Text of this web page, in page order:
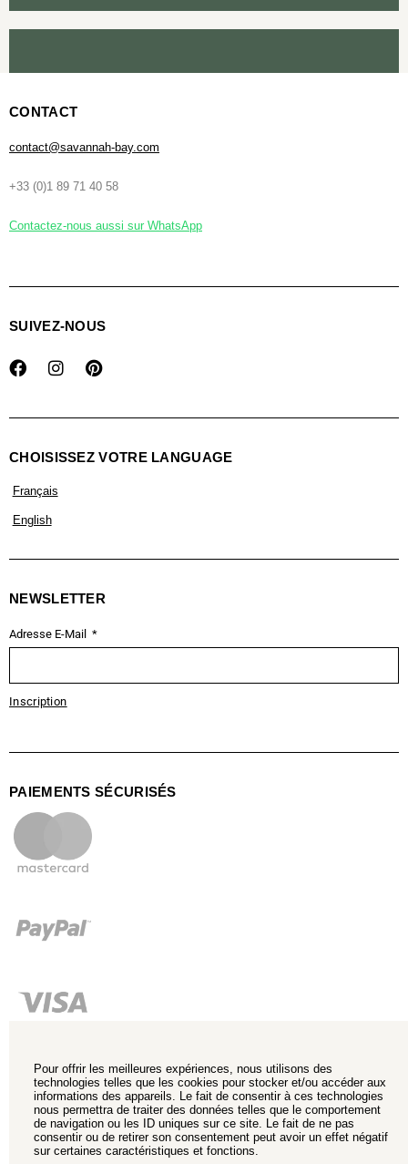
CONTACT
contact@savannah-bay.com
+33 (0)1 89 71 40 58
Contactez-nous aussi sur WhatsApp
SUIVEZ-NOUS
CHOISISSEZ VOTRE LANGUAGE
Français
English
NEWSLETTER
Adresse E-Mail
Inscription
PAIEMENTS SÉCURISÉS
Pour offrir les meilleures expériences, nous utilisons des
technologies telles que les cookies pour stocker et/ou accéder aux
informations des appareils. Le fait de consentir à ces technologies
nous permettra de traiter des données telles que le comportement
de navigation ou les ID uniques sur ce site. Le fait de ne pas
consentir ou de retirer son consentement peut avoir un effet négatif
sur certaines caractéristiques et fonctions.